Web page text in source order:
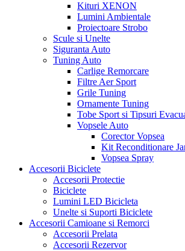
Kituri XENON
Lumini Ambientale
Proiectoare Strobo
Scule si Unelte
Siguranta Auto
Tuning Auto
Carlige Remorcare
Filtre Aer Sport
Grile Tuning
Ornamente Tuning
Tobe Sport si Tipsuri
Vopsele Auto
Corector Vopsea
Kit Reconditionare
Vopsea Spray
Accesorii Biciclete
Accesorii Protectie
Biciclete
Lumini LED Bicicleta
Unelte si Suporti Biciclete
Accesorii Camioane si Remorci
Accesorii Prelata
Accesorii Rezervor